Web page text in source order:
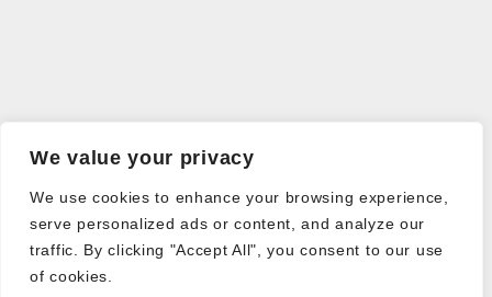
We value your privacy
We use cookies to enhance your browsing experience,
serve personalized ads or content, and analyze our
traffic. By clicking "Accept All", you consent to our use
of cookies.